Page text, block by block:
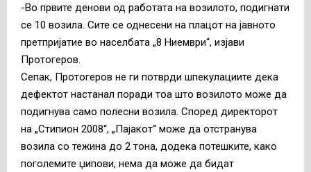
-Во првите денови од работата на возилото, подигнати
се 10 возила. Сите се однесени на плацот на јавното
претпријатие во населбата „8 Ниември“, изјави
Протогеров.
Сепак, Протогеров не ги потврди шпекулациите дека
дефектот настанал поради тоа што возилото може да
подигнува само полесни возила. Според директорот
на „Стипион 2008“, „Пајакот“ може да отстранува
возила со тежина до 2 тона, додека потешките, како
поголемите џипови, нема да може да бидат